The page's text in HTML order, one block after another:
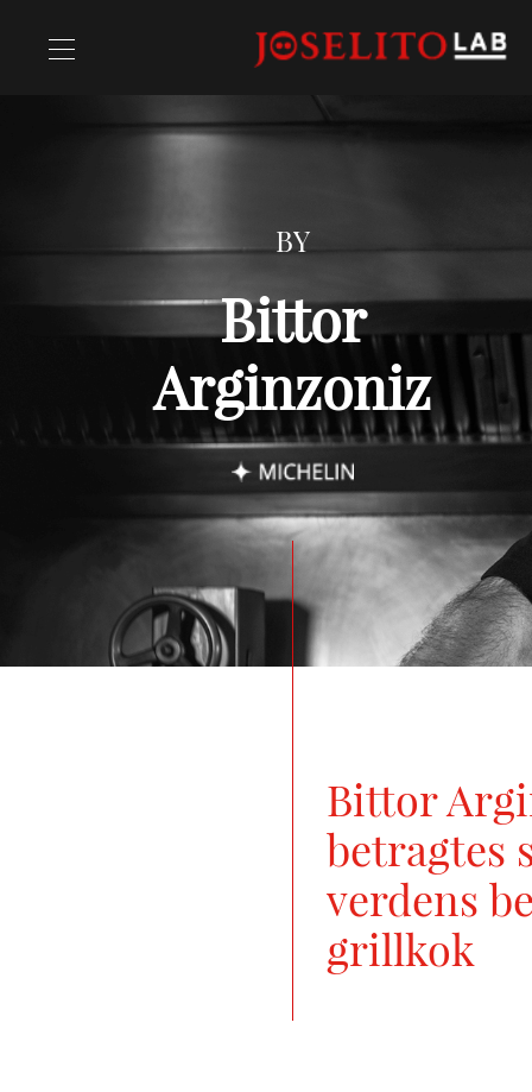
Opskrifter
Chefs
BY
Bittor
Arginzoniz
Bittor
betragtes
verdens
grillkok